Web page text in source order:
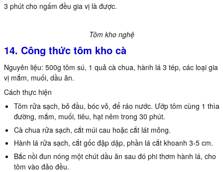
3 phút cho ngấm đều gia vị là được.
Tôm kho nghệ
14. Công thức tôm kho cà
Nguyên liệu: 500g tôm sú, 1 quả cà chua, hành lá 3 tép, các loại gia
vị mắm, muối, dầu ăn.
Cách thực hiện
Tôm rửa sạch, bỏ đầu, bóc vỏ, để ráo nước. Ướp tôm cùng 1 thìa
đường, mắm, muối, tiêu, hạt nêm trong 30 phút.
Cà chua rửa sạch, cắt múi cau hoặc cắt lát mỏng.
Hành lá rửa sạch, cắt gốc đập dập, phần lá cắt khoanh 3-5 cm.
Bắc nồi đun nóng một chút dầu ăn sau đó phi thơm hành lá, cho
tôm vào đảo đều.